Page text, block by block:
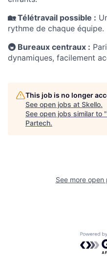
🏡Télétravail possible :
rythme de chaque équipe.
🚇 Bureaux centraux :
dynamiques, facilement
This job is no longer
See open jobs at Skello.
See open jobs similar to "
Partech.
See more open